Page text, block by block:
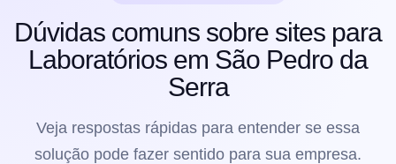
Dúvidas comuns sobre sites para
Laboratórios em São Pedro da
Serra
Veja respostas rápidas para entender se essa
solução pode fazer sentido para sua empresa.